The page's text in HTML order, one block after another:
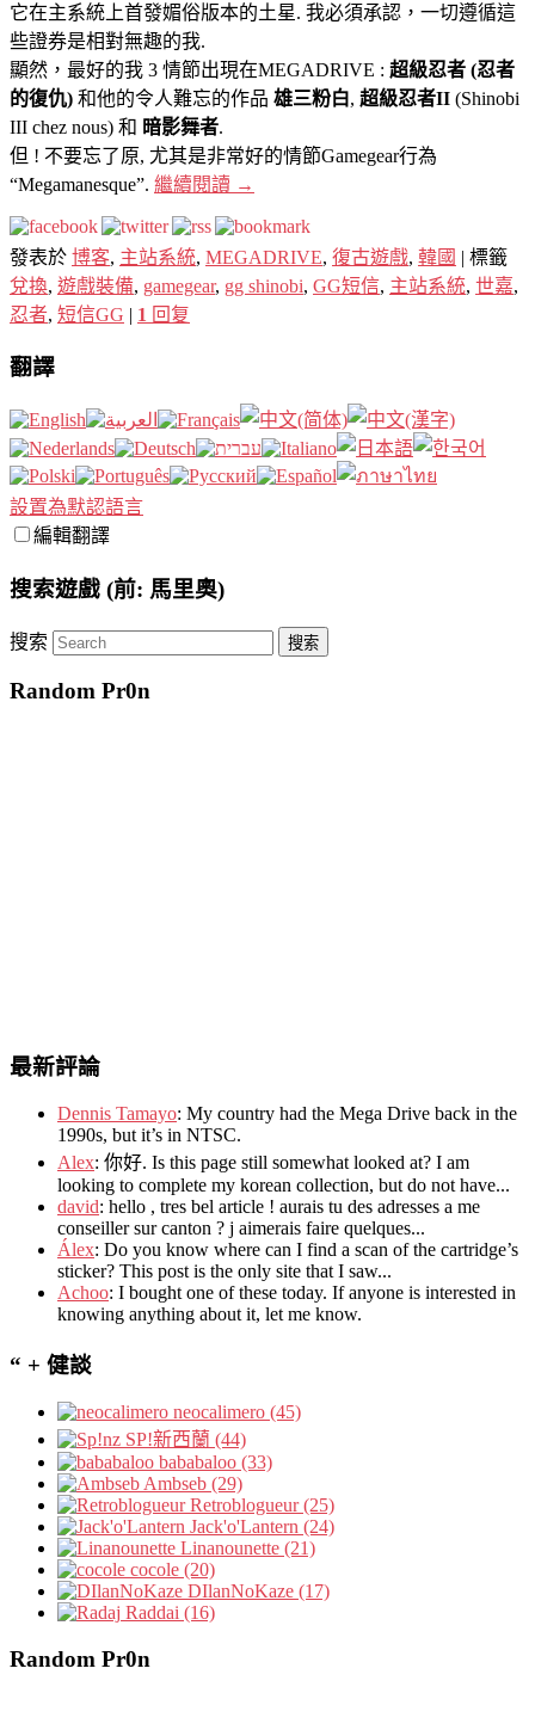
它在主系統上首發媚俗版本的土星. 我必須承認，一切遵循這
些證券是相對無趣的我.
顯然，最好的我 3 情節出現在MEGADRIVE : 超級忍者 (忍者
的復仇) 和他的令人難忘的作品 雄三粉白, 超級忍者II (Shinobi
III chez nous) 和 暗影舞者.
但 ! 不要忘了原, 尤其是非常好的情節Gamegear行為
“Megamanesque”. 繼續閱讀 →
發表於 博客, 主站系統, MEGADRIVE, 復古遊戲, 韓國 | 標籤
兌換, 遊戲裝備, gamegear, gg shinobi, GG短信, 主站系統, 世嘉,
忍者, 短信GG | 1 回复
翻譯
設置為默認語言
編輯翻譯
搜索遊戲 (前: 馬里奧)
搜索
Random Pr0n
最新評論
Dennis Tamayo: My country had the Mega Drive back in the
1990s, but it’s in NTSC.
Alex: 你好. Is this page still somewhat looked at? I am
looking to complete my korean collection, but do not have...
david: hello , tres bel article ! aurais tu des adresses a me
conseiller sur canton ? j aimerais faire quelques...
Álex: Do you know where can I find a scan of the cartridge’s
sticker? This post is the only site that I saw...
Achoo: I bought one of these today. If anyone is interested in
knowing anything about it, let me know.
“ + 健談
neocalimero (45)
SP!新西蘭 (44)
bababaloo (33)
Ambseb (29)
Retroblogueur (25)
Jack'o'Lantern (24)
Linanounette (21)
cocole (20)
DIlanNoKaze (17)
Raddai (16)
Random Pr0n